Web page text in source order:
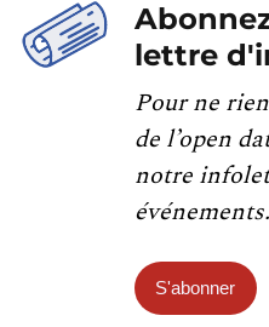
lettre
Pour ne
de l’open
notre
événements.
S'abonner